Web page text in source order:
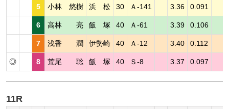
5 小林 悠樹 浜 松 30 Ａ-141 3.36 0.091
6 高林 亮 飯 塚 40 Ａ-61 3.39 0.106
7 浅香 潤 伊勢崎 40 Ａ-12 3.40 0.112
◎ 8 荒尾 聡 飯 塚 40 Ｓ-8 3.37 0.097
11R